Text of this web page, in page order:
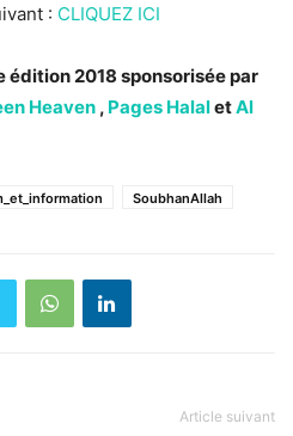
: CLIQUEZ ICI
édition 2018 sponsorisée par
Heaven , Pages HalaletAl
SoubhanAllah
Article suivant